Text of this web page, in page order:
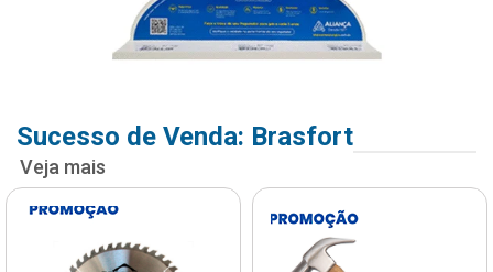
Sucesso de Venda: Brasfort
Veja mais